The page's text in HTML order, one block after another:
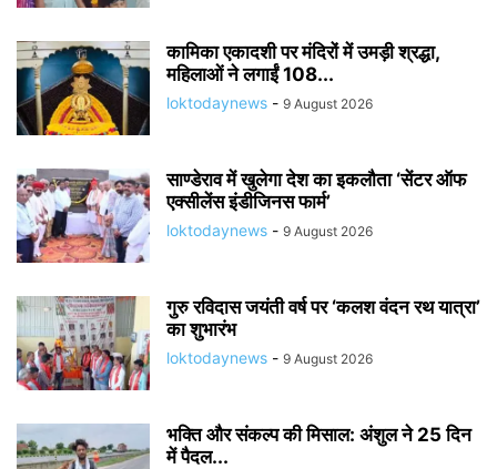
कामिका एकादशी पर मंदिरों में उमड़ी श्रद्धा,
महिलाओं ने लगाईं 108...
loktodaynews - 9 August 2026
साण्डेराव में खुलेगा देश का इकलौता ‘सेंटर ऑफ
एक्सीलेंस इंडीजिनस फार्म’
loktodaynews - 9 August 2026
गुरु रविदास जयंती वर्ष पर ‘कलश वंदन रथ यात्रा’
का शुभारंभ
loktodaynews - 9 August 2026
भक्ति और संकल्प की मिसाल: अंशुल ने 25 दिन
में पैदल...